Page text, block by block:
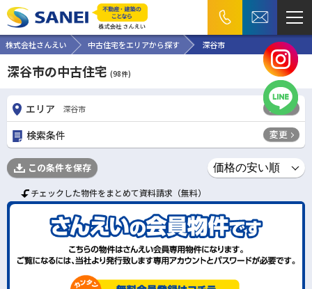
株式会社さんえい 中古住宅をエリアから探す 深谷市
深谷市の中古住宅 (98件)
エリア 深谷市 変更
検索条件 変更
この条件を保存
チェックした物件をまとめて資料請求（無料）